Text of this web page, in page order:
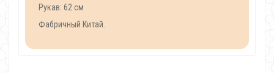
Рукав: 62 см
Фабричный Китай.